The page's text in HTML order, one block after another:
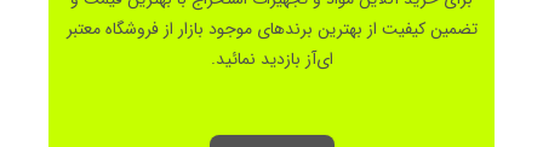
تضمین کیفیت از بهترین برندهای موجود بازار از فروشگاه معتبر
ای‌آز بازدید نمائید.